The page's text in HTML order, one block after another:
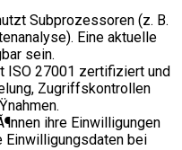
Subprozessoren (z. B.
Eine aktuelle
sein.
ISO 27001 zertifiziert und
Zugriffskontrollen
ihre Einwilligungen
Einwilligungsdaten bei